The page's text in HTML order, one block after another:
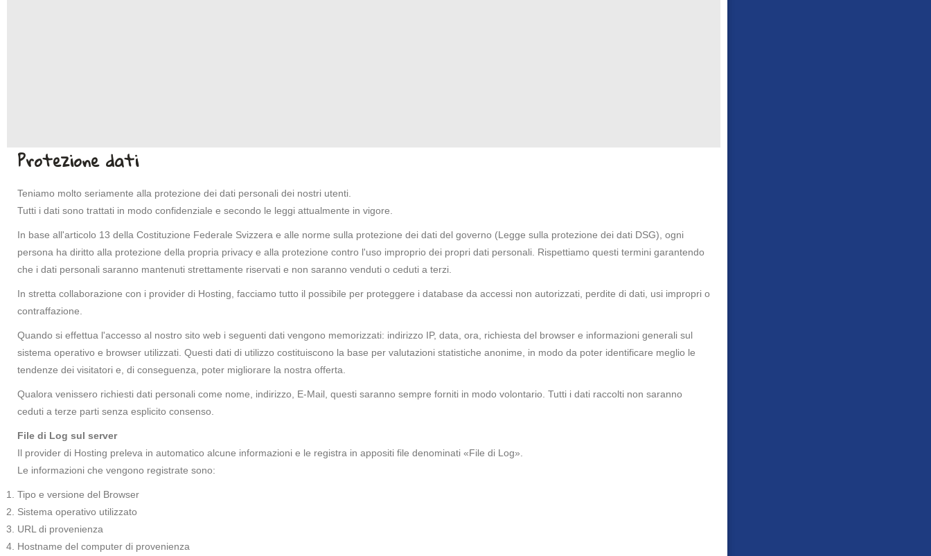
Protezione dati
Teniamo molto seriamente alla protezione dei dati personali dei nostri utenti.
Tutti i dati sono trattati in modo confidenziale e secondo le leggi attualmente in vigore.
In base all'articolo 13 della Costituzione Federale Svizzera e alle norme sulla protezione dei dati del governo (Legge sulla protezione dei dati DSG), ogni
persona ha diritto alla protezione della propria privacy e alla protezione contro l'uso improprio dei propri dati personali. Rispettiamo questi termini garantendo
che i dati personali saranno mantenuti strettamente riservati e non saranno venduti o ceduti a terzi.
In stretta collaborazione con i provider di Hosting, facciamo tutto il possibile per proteggere i database da accessi non autorizzati, perdite di dati, usi impropri o
contraffazione.
Quando si effettua l'accesso al nostro sito web i seguenti dati vengono memorizzati: indirizzo IP, data, ora, richiesta del browser e informazioni generali sul
sistema operativo e browser utilizzati. Questi dati di utilizzo costituiscono la base per valutazioni statistiche anonime, in modo da poter identificare meglio le
tendenze dei visitatori e, di conseguenza, poter migliorare la nostra offerta.
Qualora venissero richiesti dati personali come nome, indirizzo, E-Mail, questi saranno sempre forniti in modo volontario. Tutti i dati raccolti non saranno
ceduti a terze parti senza esplicito consenso.
File di Log sul server
Il provider di Hosting preleva in automatico alcune informazioni e le registra in appositi file denominati «File di Log».
Le informazioni che vengono registrate sono:
Tipo e versione del Browser
Sistema operativo utilizzato
URL di provenienza
Hostname del computer di provenienza